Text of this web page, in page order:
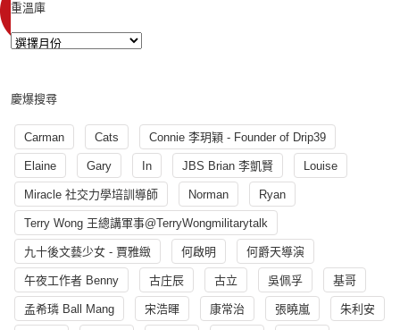
重溫庫
慶爆搜尋
Carman Cats Connie 李玥穎 - Founder of Drip39
Elaine Gary In JBS Brian 李凱賢 Louise
Miracle 社交力學培訓導師 Norman Ryan
Terry Wong 王總講軍事@TerryWongmilitarytalk
九十後文藝少女 - 賈雅緻 何啟明 何爵天導演
午夜工作者 Benny 古庄辰 古立 吳佩孚 基哥
孟希璘 Ball Mang 宋浩暉 康常治 張曉嵐 朱利安